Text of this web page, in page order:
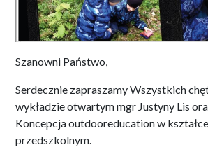
Szanowni Państwo,
Serdecznie zapraszamy Wszystkich
wykładzie otwartym mgr Justyny Lis
Koncepcja outdooreducation w
przedszkolnym.